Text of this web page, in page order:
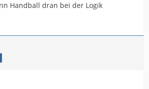
Handball dran bei der Logik